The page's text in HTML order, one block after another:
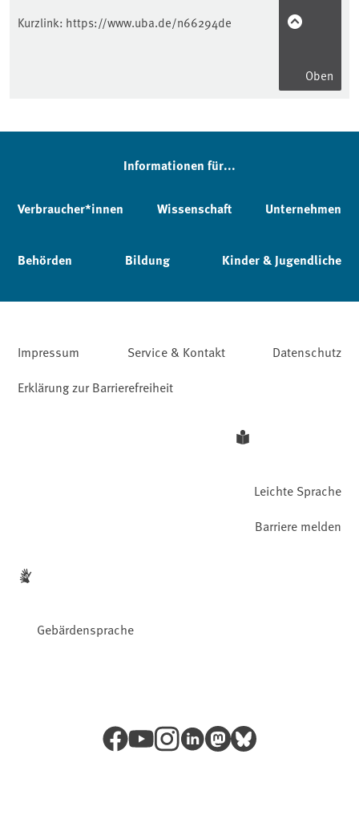
Kurzlink: https://www.uba.de/n66294de
Oben
Informationen für...
Verbraucher*innen Wissenschaft Unternehmen
Behörden Bildung Kinder & Jugendliche
Impressum Service & Kontakt
Datenschutz
Erklärung zur Barrierefreiheit
Leichte Sprache
Gebärdensprache
Barriere melden